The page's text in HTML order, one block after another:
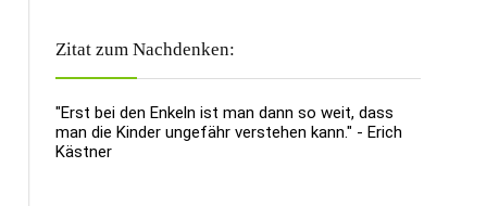
Zitat zum Nachdenken:
"Erst bei den Enkeln ist man dann so weit, dass
man die Kinder ungefähr verstehen kann." - Erich
Kästner